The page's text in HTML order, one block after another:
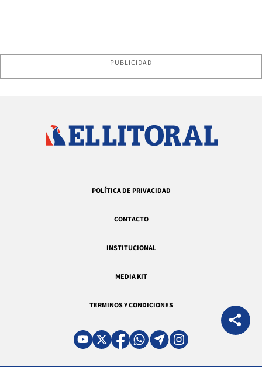
PUBLICIDAD
POLÍTICA DE PRIVACIDAD
CONTACTO
INSTITUCIONAL
MEDIA KIT
TERMINOS Y CONDICIONES